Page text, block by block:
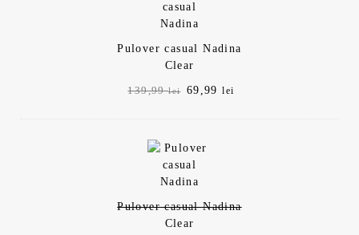
Pulover casual Nadina
Clear
139,99lei
Prețul
69,99lei
Pulover casual Nadina
Clear